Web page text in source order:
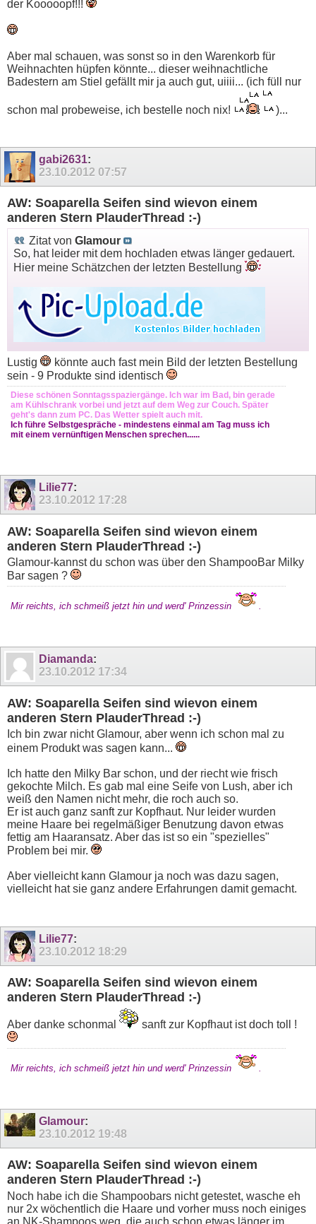
der Kooooopf!!!
Aber mal schauen, was sonst so in den Warenkorb für
Weihnachten hüpfen könnte... dieser weihnachtliche
Badestern am Stiel gefällt mir ja auch gut, uiiii... (ich füll nur
schon mal probeweise, ich bestelle noch nix! )...
gabi2631:
23.10.2012 07:57
AW: Soaparella Seifen sind wievon einem
anderen Stern PlauderThread :-)
Zitat von Glamour
So, hat leider mit dem hochladen etwas länger gedauert.
Hier meine Schätzchen der letzten Bestellung
Lustig
könnte auch fast mein Bild der letzten Bestellung
sein - 9 Produkte sind identisch
Diese schönen Sonntagsspaziergänge. Ich war im Bad, bin gerade
am Kühlschrank vorbei und jetzt auf dem Weg zur Couch. Später
geht's dann zum PC. Das Wetter spielt auch mit.
Ich führe Selbstgespräche - mindestens einmal am Tag muss ich
mit einem vernünftigen Menschen sprechen......
Lilie77:
23.10.2012 17:28
AW: Soaparella Seifen sind wievon einem
anderen Stern PlauderThread :-)
Glamour-kannst du schon was über den ShampooBar Milky
Bar sagen ?
Mir reichts, ich schmeiß jetzt hin und werd' Prinzessin .
Diamanda:
23.10.2012 17:34
AW: Soaparella Seifen sind wievon einem
anderen Stern PlauderThread :-)
Ich bin zwar nicht Glamour, aber wenn ich schon mal zu
einem Produkt was sagen kann...
Ich hatte den Milky Bar schon, und der riecht wie frisch
gekochte Milch. Es gab mal eine Seife von Lush, aber ich
weiß den Namen nicht mehr, die roch auch so.
Er ist auch ganz sanft zur Kopfhaut. Nur leider wurden
meine Haare bei regelmäßiger Benutzung davon etwas
fettig am Haaransatz. Aber das ist so ein "spezielles"
Problem bei mir.
Aber vielleicht kann Glamour ja noch was dazu sagen,
vielleicht hat sie ganz andere Erfahrungen damit gemacht.
Lilie77:
23.10.2012 18:29
AW: Soaparella Seifen sind wievon einem
anderen Stern PlauderThread :-)
Aber danke schonmal sanft zur Kopfhaut ist doch toll !
Mir reichts, ich schmeiß jetzt hin und werd' Prinzessin
Glamour:
23.10.2012 19:48
AW: Soaparella Seifen sind wievon einem
anderen Stern PlauderThread :-)
Noch habe ich die Shampoobars nicht getestet, wasche eh
nur 2x wöchentlich die Haare und vorher muss noch einiges
an NK-Shampoos weg, die auch schon etwas länger im